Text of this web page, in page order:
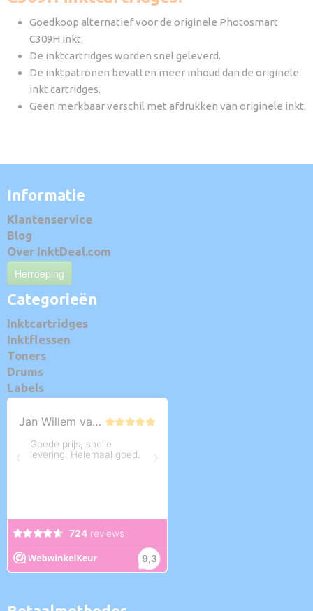
Goedkoop alternatief voor de originele Photosmart
C309H inkt.
De inktcartridges worden snel geleverd.
De inktpatronen bevatten meer inhoud dan de originele
inkt cartridges.
Geen merkbaar verschil met afdrukken van originele inkt.
Informatie
Klantenservice
Blog
Over InktDeal.com
Herroeping
Categorieën
Inktcartridges
Inktflessen
Toners
Drums
Labels